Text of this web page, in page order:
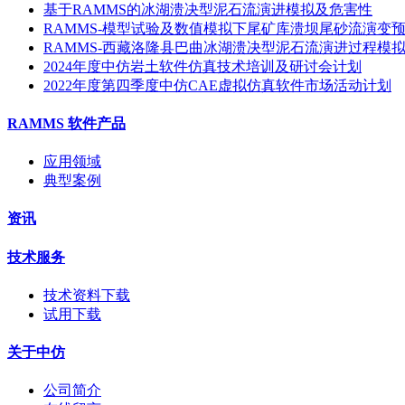
基于RAMMS的冰湖溃决型泥石流演进模拟及危害性
RAMMS-模型试验及数值模拟下尾矿库溃坝尾砂流演变
RAMMS-西藏洛隆县巴曲冰湖溃决型泥石流演进过程模
2024年度中仿岩土软件仿真技术培训及研讨会计划
2022年度第四季度中仿CAE虚拟仿真软件市场活动计划
RAMMS 软件产品
应用领域
典型案例
资讯
技术服务
技术资料下载
试用下载
关于中仿
公司简介